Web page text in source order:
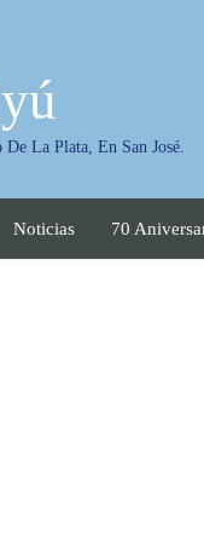
La Plata, En San José.
Noticias 70